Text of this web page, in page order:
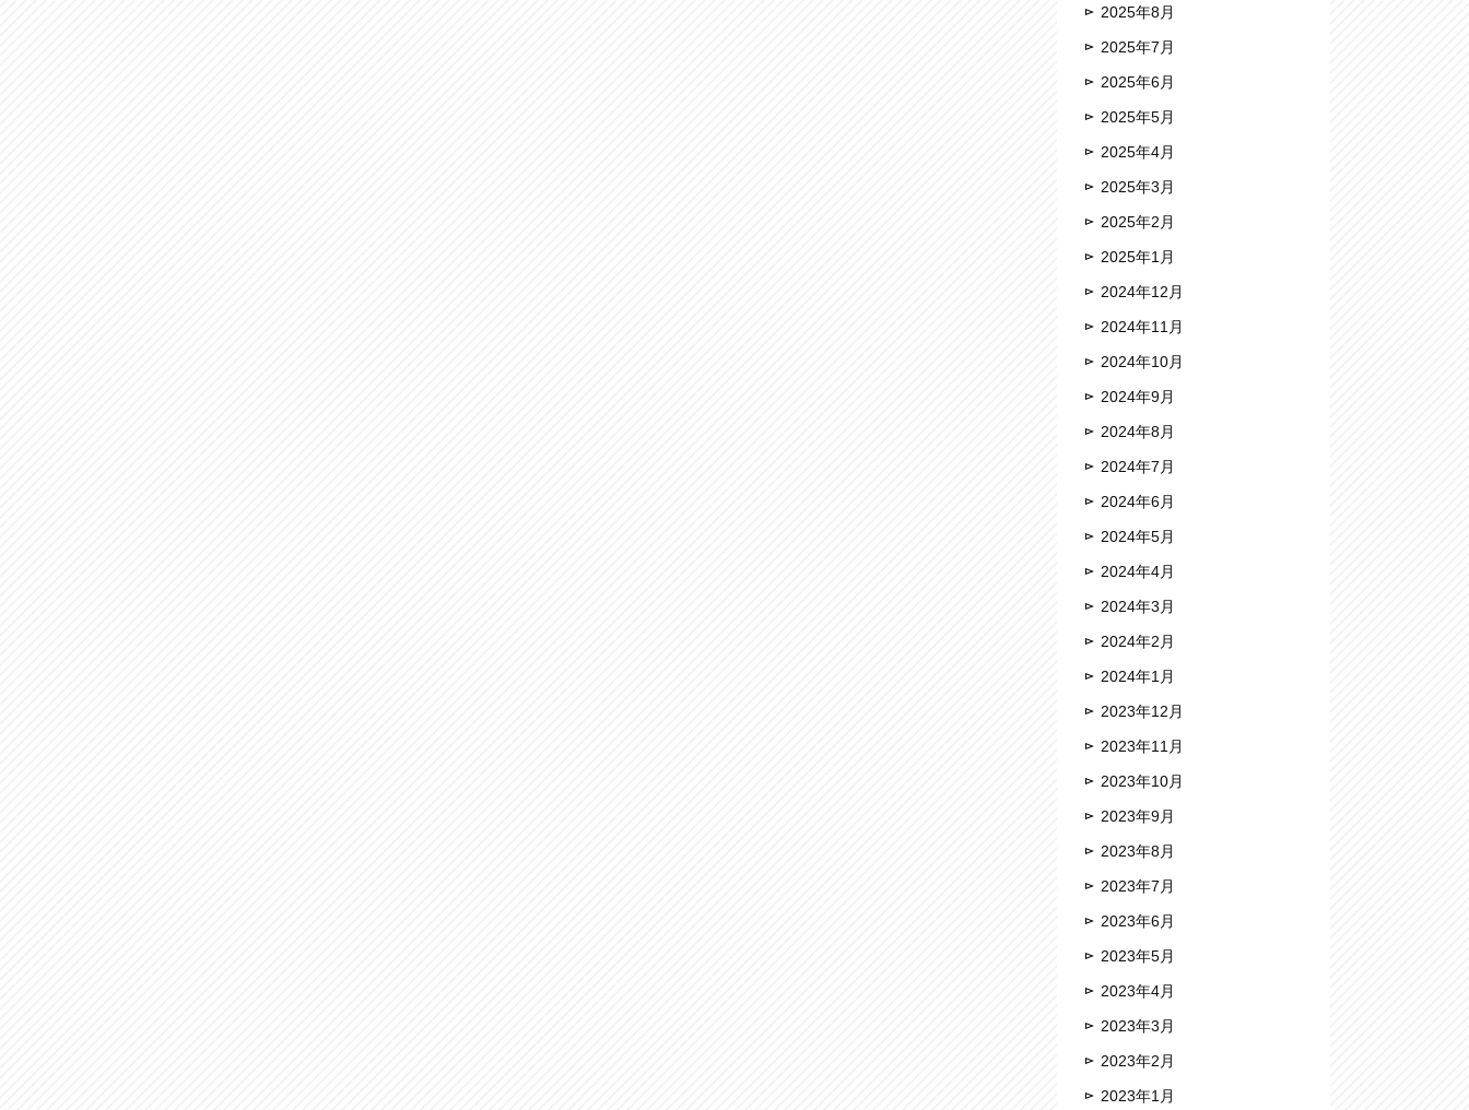
2025年8月
2025年7月
2025年6月
2025年5月
2025年4月
2025年3月
2025年2月
2025年1月
2024年12月
2024年11月
2024年10月
2024年9月
2024年8月
2024年7月
2024年6月
2024年5月
2024年4月
2024年3月
2024年2月
2024年1月
2023年12月
2023年11月
2023年10月
2023年9月
2023年8月
2023年7月
2023年6月
2023年5月
2023年4月
2023年3月
2023年2月
2023年1月